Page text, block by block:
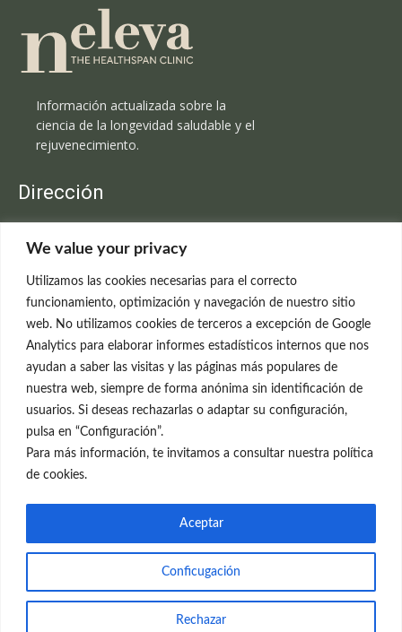
We value your privacy
Utilizamos las cookies necesarias para el correcto
funcionamiento, optimización y navegación de nuestro sitio
web. No utilizamos cookies de terceros a excepción de Google
Analytics para elaborar informes estadísticos internos que nos
ayudan a saber las visitas y las páginas más populares de
nuestra web, siempre de forma anónima sin identificación de
usuarios. Si deseas rechazarlas o adaptar su configuración,
pulsa en “Configuración”.
Para más información, te invitamos a consultar nuestra política
de cookies.
Conficugación
Rechazar
Aceptar
Información actualizada sobre la
ciencia de la longevidad saludable y el
rejuvenecimiento.
Dirección
C/Claudio Coello, 19 - 1º
699 595 619
rejuvenecimiento@clinicaneleva.com
Información Legal
Política de Privacidad
Política de Cookies
© el Radar del Rejuvenecimiento